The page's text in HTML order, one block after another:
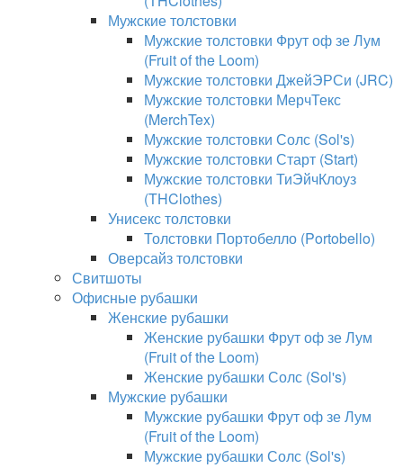
Мужские толстовки
Мужские толстовки Фрут оф зе Лум
(Fruit of the Loom)
Мужские толстовки ДжейЭРСи (JRC)
Мужские толстовки МерчТекс
(MerchTex)
Мужские толстовки Солс (Sol's)
Мужские толстовки Старт (Start)
Мужские толстовки ТиЭйчКлоуз
(THClothes)
Унисекс толстовки
Толстовки Портобелло (Portobello)
Оверсайз толстовки
Свитшоты
Офисные рубашки
Женские рубашки
Женские рубашки Фрут оф зе Лум
(Fruit of the Loom)
Женские рубашки Солс (Sol's)
Мужские рубашки
Мужские рубашки Фрут оф зе Лум
(Fruit of the Loom)
Мужские рубашки Солс (Sol's)